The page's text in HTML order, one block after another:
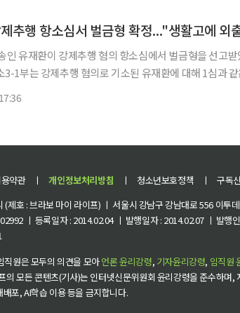
추행 항소심서 벌금형 확정..."생활고에 외
유재환이 강제추행 혐의 항소심에서 벌금형을 선고받았다. 16일 서
3-1부는 강제추행 혐의로 기소된 유재환에 대해 1심과
약관 ㅣ 개인정보처리방침 ㅣ 청소년보호정책 ㅣ 구독
(제호 : 브라보 마이 라이프) ㅣ 서울시 강남구 강남대로 556 이
ㅣ 등록일자 : 2014.02.04 ㅣ 발행일자 : 2014.02.07 ㅣ 발행
직원은 모두의 의견을 모아언론 윤리강령, 기자윤리강령, 임직원
의 모든 콘텐츠(기사)는 인터넷신문위원회 윤리강령을 준수하며,
포, AI학습 이용 등을 금지합니다.